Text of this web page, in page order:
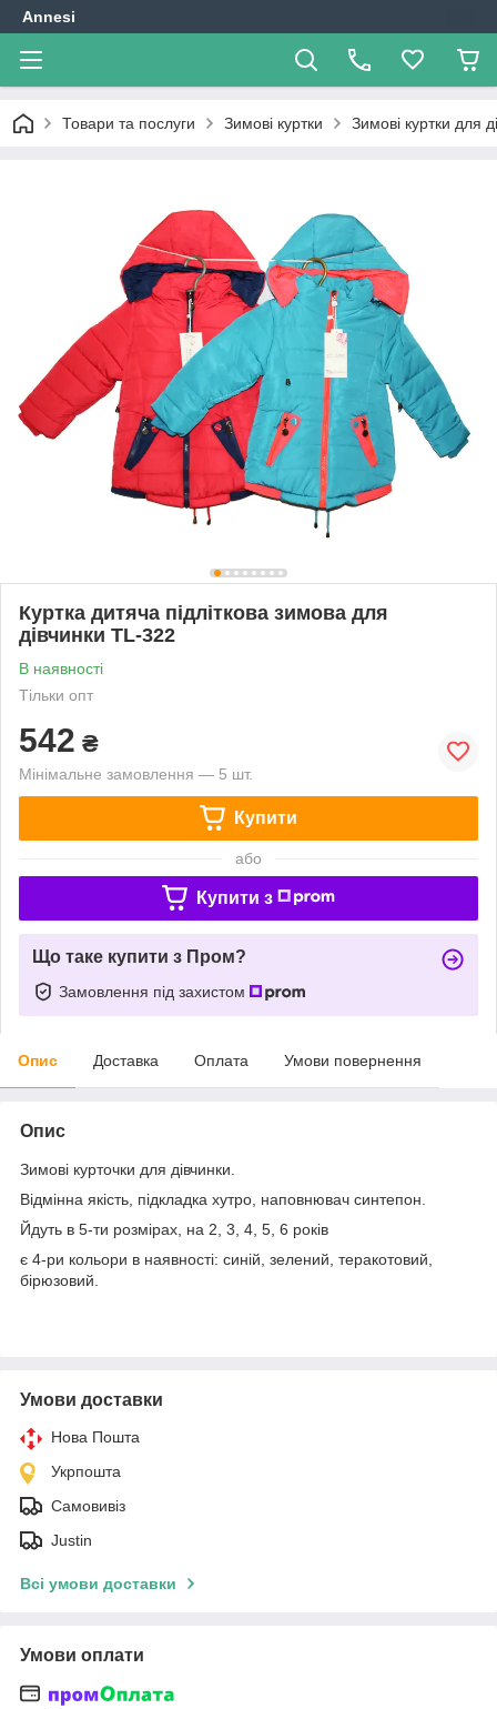
Annesi
Товари та послуги Зимові куртки Зимові куртки для
Куртка дитяча підліткова зимова для
дівчинки TL-322
В наявності
Тільки опт
542 ₴
Мінімальне замовлення — 5 шт.
Купити
або
Купити з
Що таке купити з Пром?
Замовлення під захистом
Опис Доставка Оплата Умови повернення
Опис
Зимові курточки для дівчинки.
Відмінна якість, підкладка хутро, наповнювач синтепон.
Йдуть в 5-ти розмірах, на 2, 3, 4, 5, 6 років
є 4-ри кольори в наявності: синій, зелений, теракотовий,
бірюзовий.
Умови доставки
Нова Пошта
Укрпошта
Самовивіз
Justin
Всі умови доставки
Умови оплати